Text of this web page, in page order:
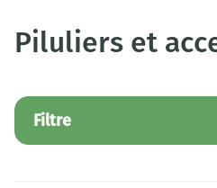
Piluliers et
Filtre